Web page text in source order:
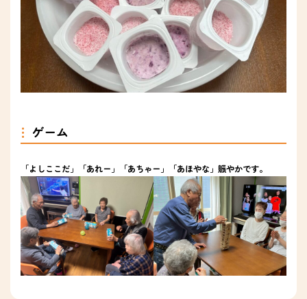
ゲーム
「よしここだ」「あれー」「あちゃー」「あほやな」賑やかです。